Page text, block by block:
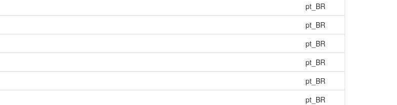
pt_BR
pt_BR
pt_BR
pt_BR
pt_BR
pt_BR